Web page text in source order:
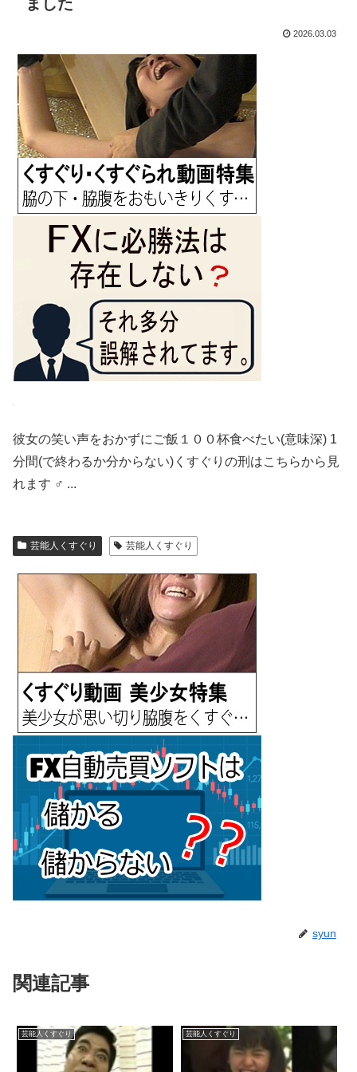
2026.03.03
彼女の笑い声をおかずにご飯１００杯食べたい(意味深) 1
分間(で終わるか分からない)くすぐりの刑はこちらから見
れます ‍♂️ ...
芸能人くすぐり 芸能人くすぐり
syun
関連記事
芸能人くすぐり 芸能人くすぐり